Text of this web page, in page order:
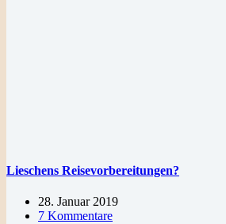
Lieschens Reisevorbereitungen?
28. Januar 2019
7 Kommentare